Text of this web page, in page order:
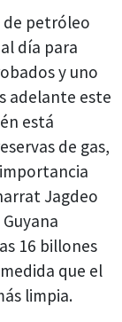
de petróleo
día para
y uno
adelante este
está
de gas,
Jagdeo
16 billones
que el
limpia.